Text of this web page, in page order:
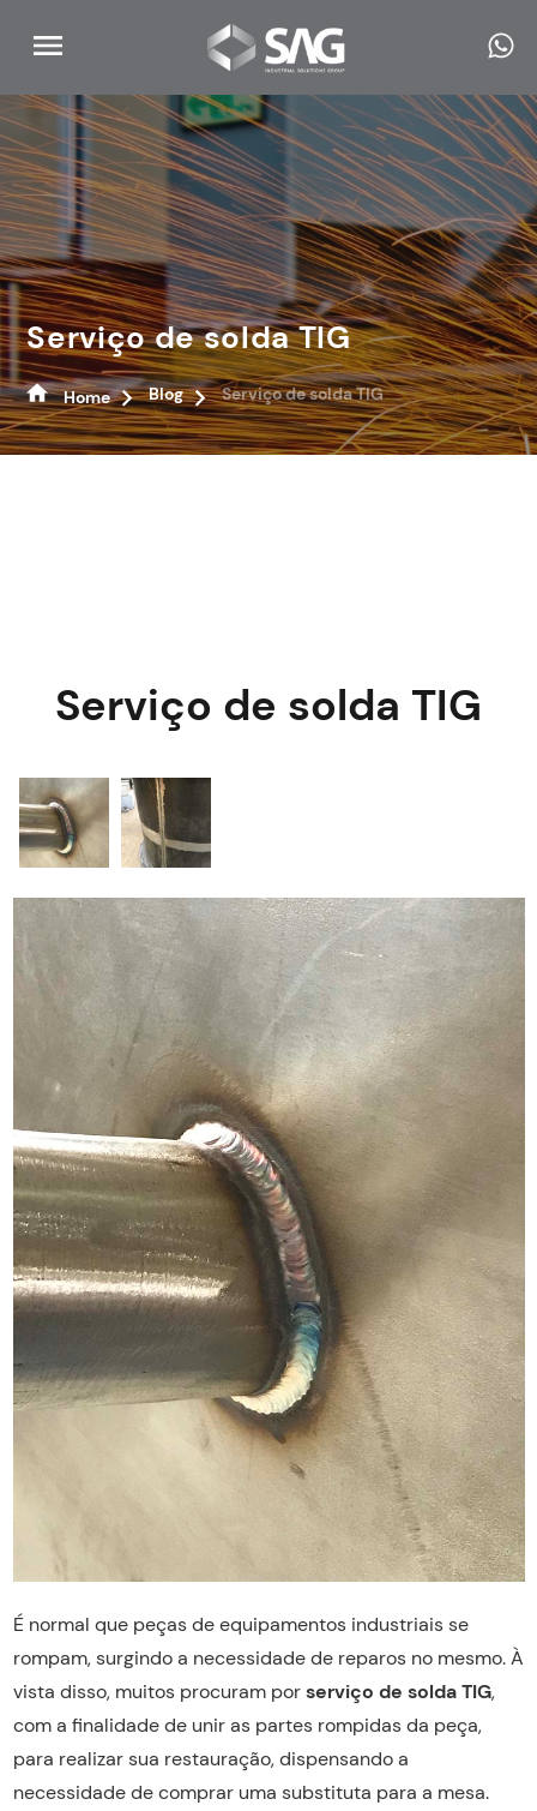
Serviço de solda TIG
Home Blog Serviço de solda TIG
Serviço de solda TIG
É normal que peças de equipamentos industriais se
rompam, surgindo a necessidade de reparos no mesmo. À
vista disso, muitos procuram porserviço de solda TIG,
com a finalidade de unir as partes rompidas da peça,
para realizar sua restauração, dispensando a
necessidade de comprar uma substituta para a mesa.